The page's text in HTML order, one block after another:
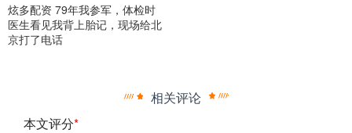
炫多配资 79年我参军，体检时
医生看见我背上胎记，现场给北
京打了电话
相关评论
本文评分*